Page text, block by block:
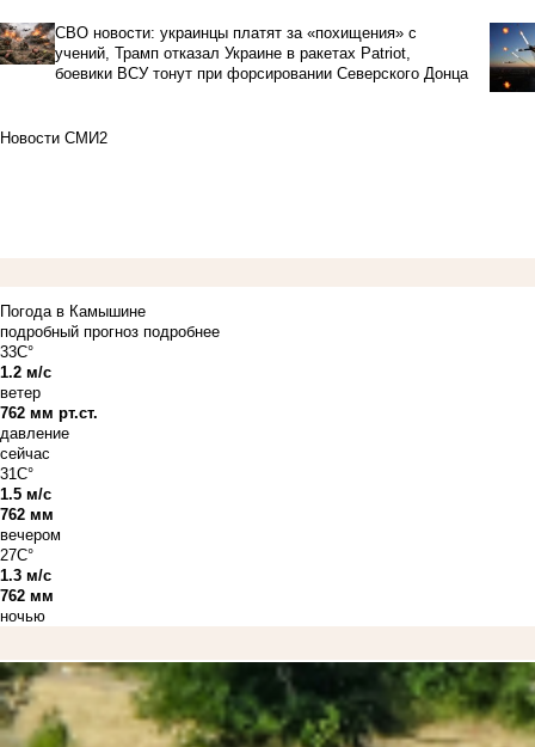
СВО новости: украинцы платят за «похищения» с
учений, Трамп отказал Украине в ракетах Patriot,
боевики ВСУ тонут при форсировании Северского Донца
Новости СМИ2
Погода в Камышине
подробный прогноз подробнее
33C°
1.2 м/с
ветер
762 мм рт.ст.
давление
сейчас
31C°
1.5 м/с
762 мм
вечером
27C°
1.3 м/с
762 мм
ночью